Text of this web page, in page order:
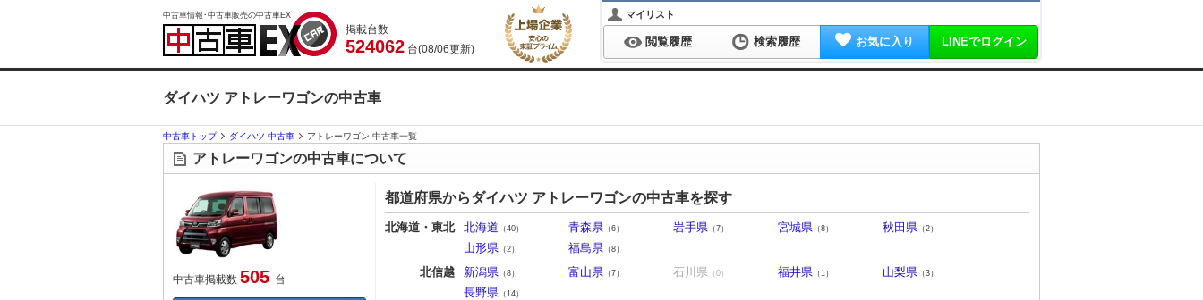
中古車情報･中古車販売の中古車EX
掲載台数
524062 台(08/06更新)
マイリスト
閲覧履歴 検索履歴 お気に入り LINEでログイン
ダイハツ アトレーワゴンの中古車
中古車トップ ダイハツ 中古車 アトレーワゴン 中古車一覧
アトレーワゴンの中古車について
中古車掲載数 505 台
都道府県からダイハツ アトレーワゴンの中古車を探す
北海道・東北 北海道 （40） 青森県 （6） 岩手県 （7） 宮城県 （8） 秋田県 （2）
山形県 （2） 福島県 （8）
北信越 新潟県 （8） 富山県 （7） 石川県 （0） 福井県 （1） 山梨県 （3）
長野県 （14）